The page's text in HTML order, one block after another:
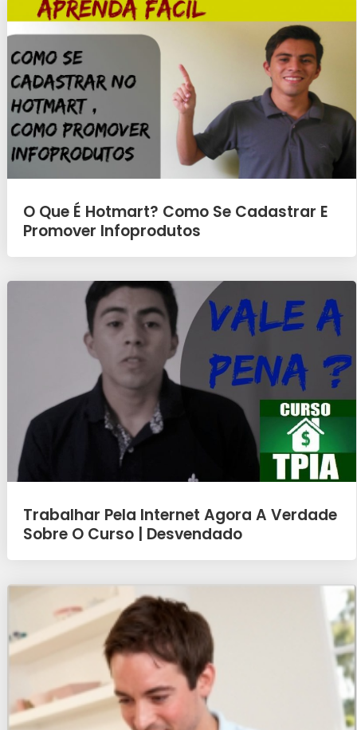
O Que É Hotmart? Como Se Cadastrar E
Promover Infoprodutos
Trabalhar Pela Internet Agora A Verdade
Sobre O Curso | Desvendado